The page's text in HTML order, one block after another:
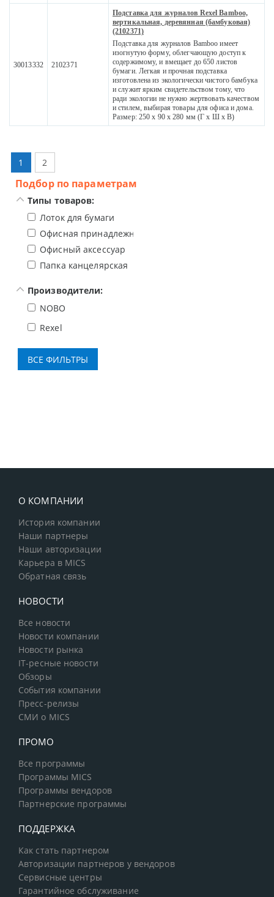
30013332 2102371
Подставка для журналов Rexel Bamboo,
вертикальная, деревянная (бамбуковая)
(2102371)
Подставка для журналов Bamboo имеет
изогнутую форму, облегчающую доступ к
содержимому, и вмещает до 650 листов
бумаги. Легкая и прочная подставка
изготовлена из экологически чистого бамбука
и служит ярким свидетельством тому, что
ради экологии не нужно жертвовать качеством
и стилем, выбирая товары для офиса и дома.
Размер: 250 x 90 x 280 мм (Г x Ш x В)
1 2
Подбор по параметрам
Типы товаров:
Лоток для бумаги
Офисная принадлежность для рабочего стола
Офисный аксессуар
Папка канцелярская
Производители:
NOBO
Rexel
О КОМПАНИИ
История компании
Наши партнеры
Наши авторизации
Карьера в MICS
Обратная связь
НОВОСТИ
Все новости
Новости компании
Новости рынка
IT-ресные новости
Обзоры
События компании
Пресс-релизы
СМИ о MICS
ПРОМО
Все программы
Программы MICS
Программы вендоров
Партнерские программы
ПОДДЕРЖКА
Как стать партнером
Авторизации партнеров у вендоров
Сервисные центры
Гарантийное обслуживание